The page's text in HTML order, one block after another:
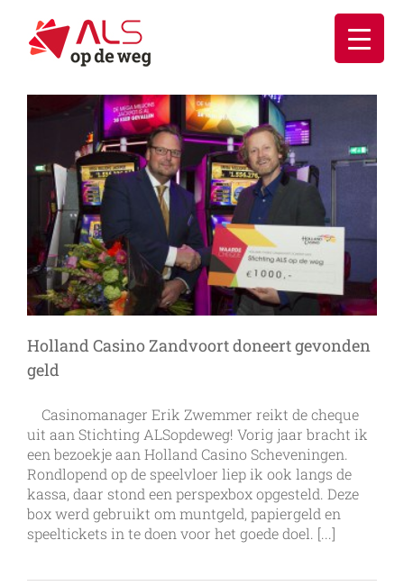
inhoud
Holland Casino Zandvoort doneert gevonden
geld
Casinomanager Erik Zwemmer reikt de cheque
uit aan Stichting ALSopdeweg! Vorig jaar bracht ik
een bezoekje aan Holland Casino Scheveningen.
Rondlopend op de speelvloer liep ik ook langs de
kassa, daar stond een perspexbox opgesteld. Deze
box werd gebruikt om muntgeld, papiergeld en
speeltickets in te doen voor het goede doel. [...]